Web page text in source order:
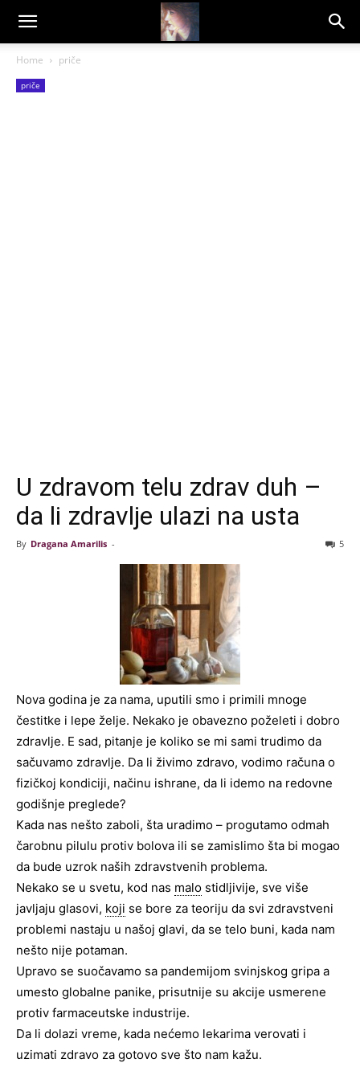
Dragana
Amarilis
Home priče
priče
U zdravom telu zdrav duh –
da li zdravlje ulazi na usta
By Dragana Amarilis - 5
Nova godina je za nama, uputili smo i primili mnoge
čestitke i lepe želje. Nekako je obavezno poželeti i dobro
zdravlje. E sad, pitanje je koliko se mi sami trudimo da
sačuvamo zdravlje. Da li živimo zdravo, vodimo računa o
fizičkoj kondiciji, načinu ishrane, da li idemo na redovne
godišnje preglede?
Kada nas nešto zaboli, šta uradimo – progutamo odmah
čarobnu pilulu protiv bolova ili se zamislimo šta bi mogao
da bude uzrok naših zdravstvenih problema.
Nekako se u svetu, kod nas malo stidljivije, sve više
javljaju glasovi, koji se bore za teoriju da svi zdravstveni
problemi nastaju u našoj glavi, da se telo buni, kada nam
nešto nije potaman.
Upravo se suočavamo sa pandemijom svinjskog gripa a
umesto globalne panike, prisutnije su akcije usmerene
protiv farmaceutske industrije.
Da li dolazi vreme, kada nećemo lekarima verovati i
uzimati zdravo za gotovo sve što nam kažu.